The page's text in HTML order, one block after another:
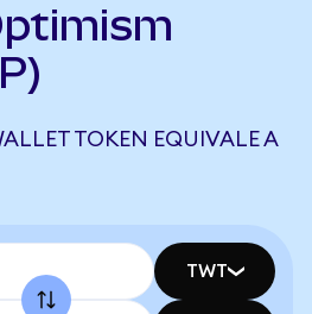
TOKEN EQUIVALE A
TWT